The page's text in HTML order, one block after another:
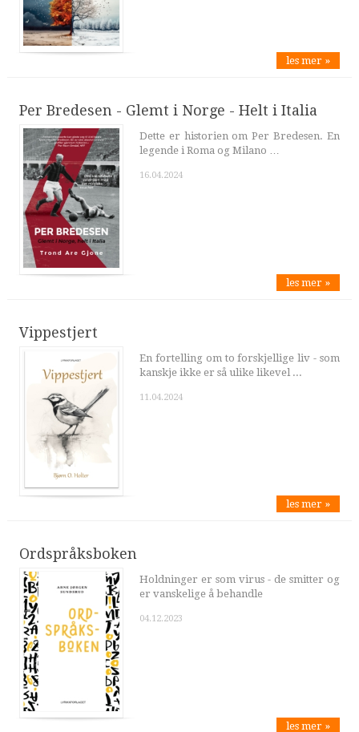
les mer »
Per Bredesen - Glemt i Norge - Helt i Italia
Dette er historien om Per Bredesen. En
legende i Roma og Milano …
16.04.2024
les mer »
Vippestjert
En fortelling om to forskjellige liv - som
kanskje ikke er så ulike likevel ...
11.04.2024
les mer »
Ordspråksboken
Holdninger er som virus - de smitter og
er vanskelige å behandle
04.12.2023
les mer »